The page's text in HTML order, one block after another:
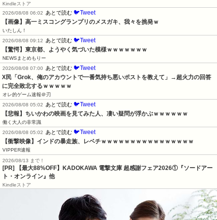
Kindleストア
2026/08/08 06:02 あとで読む 🐦Tweet
【画像】高一ミスコングランプリのメスガキ、我々を挑発ｗ
いたしん！
2026/08/08 09:12 あとで読む 🐦Tweet
【驚愕】東京都、ようやく気づいた模様ｗｗｗｗｗｗｗ
NEWSまとめもりー
2026/08/08 07:00 あとで読む 🐦Tweet
X民「Grok、俺のアカウントで一番気持ち悪いポストを教えて」→超火力の回答
に完全敗北するｗｗｗｗｗ
オレ的ゲーム速報＠刃
2026/08/08 05:02 あとで読む 🐦Tweet
【悲報】ちいかわの映画を見てみた人、凄い疑問が浮かぶｗｗｗｗｗｗ
働く大人の非常識
2026/08/08 05:02 あとで読む 🐦Tweet
【衝撃映像】インドの暴走族、レベチｗｗｗｗｗｗｗｗｗｗｗｗｗｗｗｗ
VIPPER速報
2026/08/13 まで！
[PR] 【最大88%OFF】KADOKAWA 電撃文庫 超感謝フェア2026①『ソードアー
ト・オンライン』他
Kindleストア